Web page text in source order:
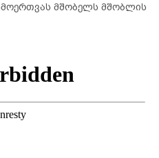
მშობელს მშობლის